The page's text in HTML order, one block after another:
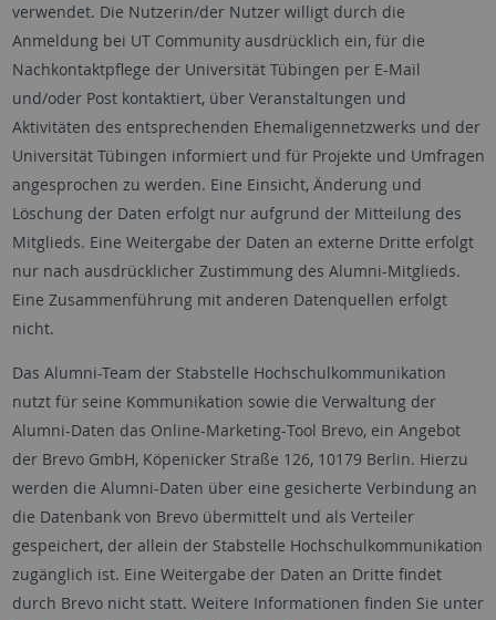
verwendet. Die Nutzerin/der Nutzer willigt durch die
Anmeldung bei UT Communityausdrücklich ein, für die
Nachkontaktpflege der Universität Tübingen per E-Mail
und/oder Post kontaktiert, über Veranstaltungen und
Aktivitäten des entsprechenden Ehemaligennetzwerks und der
Universität Tübingen informiert und für Projekte und Umfragen
angesprochen zu werden. Eine Einsicht, Änderung und
Löschung der Daten erfolgt nur aufgrund der Mitteilung des
Mitglieds. Eine Weitergabe der Daten an externe Dritte erfolgt
nur nach ausdrücklicher Zustimmung des Alumni-Mitglieds.
Eine Zusammenführung mit anderen Datenquellen erfolgt
nicht.
Das Alumni-Team der Stabstelle Hochschulkommunikation
nutzt für seine Kommunikation sowie die Verwaltung der
Alumni-Daten das Online-Marketing-Tool Brevo, ein Angebot
der Brevo GmbH, Köpenicker Straße 126, 10179 Berlin. Hierzu
werden die Alumni-Daten über eine gesicherte Verbindung an
die Datenbank von Brevo übermittelt und als Verteiler
gespeichert, der allein der Stabstelle Hochschulkommunikation
zugänglich ist. Eine Weitergabe der Daten an Dritte findet
durch Brevo nicht statt. Weitere Informationen finden Sie unter